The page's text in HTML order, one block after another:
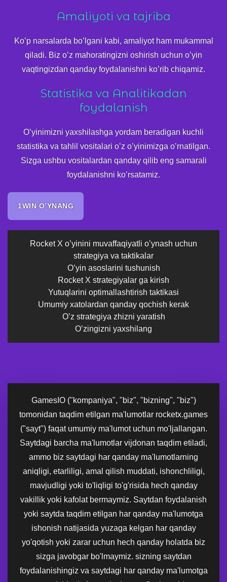
Amaliyoti va tajriba
Ko’p narsalarda bo’lgani kabi, amaliyot ham mukammal
qiladi. Biz o’z mahoratingizni oshirish uchun o’yin
vaqtingizdan qanday foydalanishni ko’rib chiqamiz.
Statistika va Analitikadan
foydalanish
O’yinimizni yaxshilashga yordam beradigan kuchli
statistika va tahlil vositalari o’z o’yinimizga o’rnatilgan.
Sizga ushbu vositalardan qanday qilib eng samarali
foydalanishni ko’rsatamiz.
1WIN O’YNANG
Rocket X o’yinini muvaffaqiyatli o’ynash uchun
strategiya va taktikalar
O’yin asoslarini tushunish
Rocket X strategiyalar ga kirish
Yutuqlarini optimallashtirish taktikasi
Umumiy xatolardan qanday qochish kerak
O’z strategiya zhizni yaratish
O’zingizni yaxshilang
GamesIO ("kompaniya", "biz", "bizning", "biz")
tomonidan taqdim etilgan ma'lumotlar rocketx.games
("sayt") faqat umumiy ma'lumot uchun mo'ljallangan.
Saytdagi barcha ma'lumotlar vijdonan taqdim etiladi,
ammo biz saytdagi har qanday ma'lumotlarning
aniqligi, etarliligi, amal qilish muddati, ishonchliligi,
mavjudligi yoki to'liqligi to'g'risida hech qanday
vakillik yoki kafolat bermaymiz. Saytdan foydalanish
yoki saytda taqdim etilgan har qanday ma'lumotga
ishonish natijasida yuzaga kelgan har qanday
yo'qotish yoki zarar uchun hech qanday holatda biz
sizga javobgar bo'lmaymiz. sizning saytdan
foydalanishingiz va saytdagi har qanday ma'lumotga